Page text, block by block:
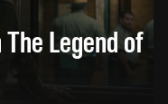
Legend of